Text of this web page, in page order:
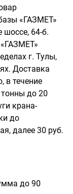
«ГАЗМЕТ»
шоссе, 64-б.
г. Тулы,
Доставка
в течение
тонны до 20
крана-
до
далее 30 руб.
до 90